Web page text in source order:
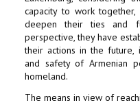
capacity to work
deepen their ties and
perspective, they have
their actions in the future,
and safety of Armenian
homeland.
The means in view of